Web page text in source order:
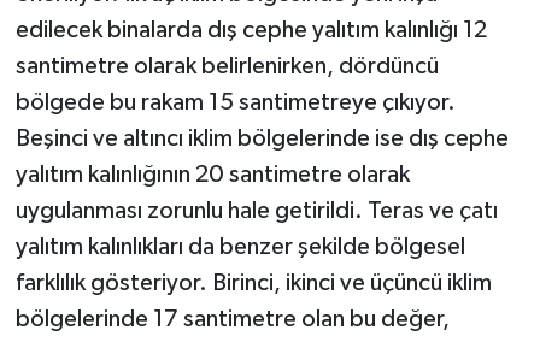
edilecek binalarda dış cephe yalıtım kalınlığı 12
santimetre olarak belirlenirken, dördüncü
bölgede bu rakam 15 santimetreye çıkıyor.
Beşinci ve altıncı iklim bölgelerinde ise dış cephe
yalıtım kalınlığının 20 santimetre olarak
uygulanması zorunlu hale getirildi. Teras ve çatı
yalıtım kalınlıkları da benzer şekilde bölgesel
farklılık gösteriyor. Birinci, ikinci ve üçüncü iklim
bölgelerinde 17 santimetre olan bu değer,